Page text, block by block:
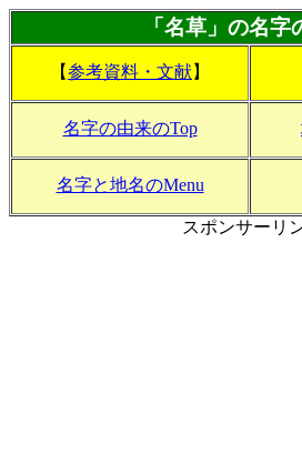
「名草」の名字
【参考資料・文献】
名字の由来のTop
名字と地名のMenu
スポンサーリ